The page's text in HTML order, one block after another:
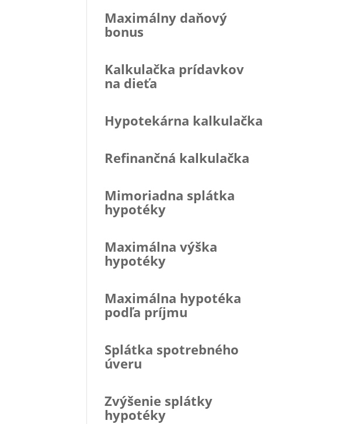
Maximálny daňový
bonus
Kalkulačka prídavkov
na dieťa
Hypotekárna kalkulačka
Refinančná kalkulačka
Mimoriadna splátka
hypotéky
Maximálna výška
hypotéky
Maximálna hypotéka
podľa príjmu
Splátka spotrebného
úveru
Zvýšenie splátky
hypotéky